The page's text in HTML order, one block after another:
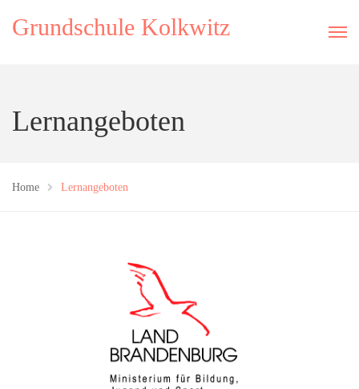
Grundschule Kolkwitz
Lernangeboten
Home Lernangeboten